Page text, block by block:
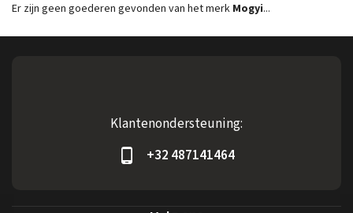
Er zijn geen goederen gevonden van het merk Mogyi...
Klantenondersteuning:
+32 487141464